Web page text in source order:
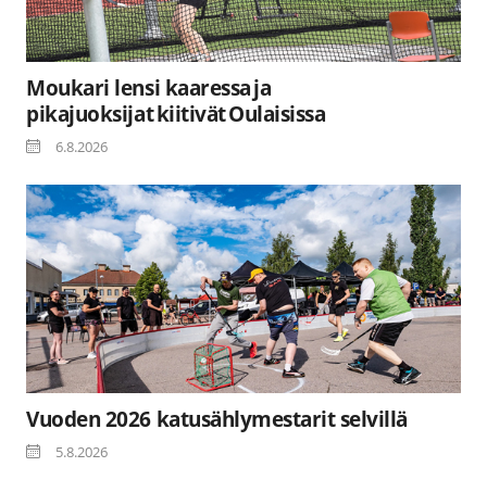
Moukari lensi kaaressa ja
pikajuoksijat kiitivät Oulaisissa
6.8.2026
Vuoden 2026 katusählymestarit selvillä
5.8.2026